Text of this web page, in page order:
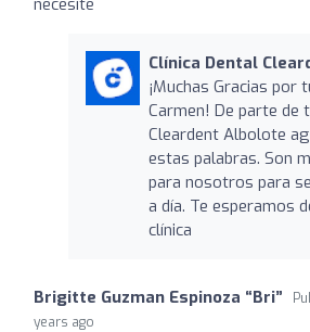
Clínica Dental
¡Muchas Gracias por
Carmen! De parte de
Cleardent Albolote
estas palabras. Son
para nosotros para
a día. Te esperamos
clínica
Brigitte Guzman Espinoza “Bri”
years ago